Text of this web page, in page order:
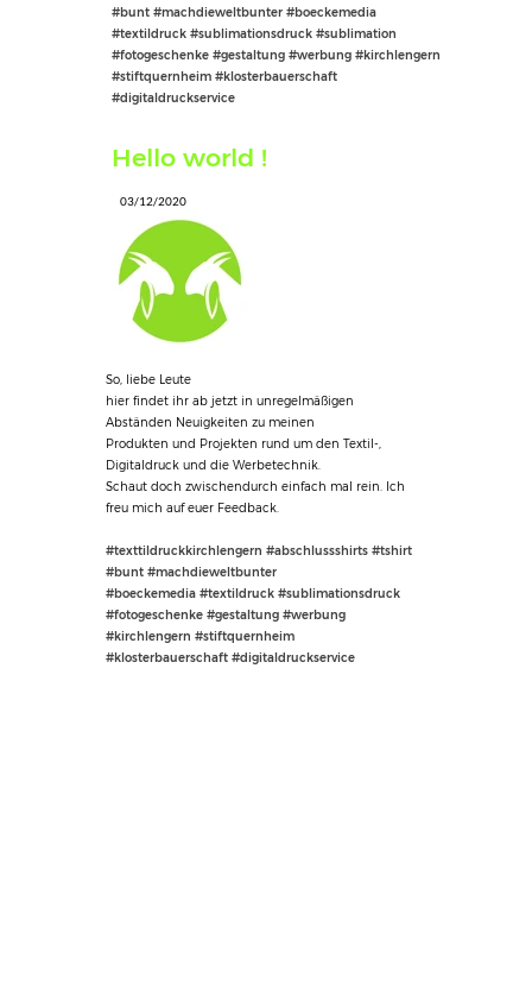
#bunt #machdieweltbunter #boeckemedia
#textildruck #sublimationsdruck #sublimation
#fotogeschenke #gestaltung #werbung #kirchlengern
#stiftquernheim #klosterbauerschaft
#digitaldruckservice
Hello world !
03/12/2020
So, liebe Leute
hier findet ihr ab jetzt in unregelmäßigen
Abständen Neuigkeiten zu meinen
Produkten und Projekten rund um den Textil-,
Digitaldruck und die Werbetechnik.
Schaut doch zwischendurch einfach mal rein. Ich
freu mich auf euer Feedback.
#texttildruckkirchlengern #abschlussshirts #tshirt
#bunt #machdieweltbunter
#boeckemedia #textildruck #sublimationsdruck
#fotogeschenke #gestaltung #werbung
#kirchlengern #stiftquernheim
#klosterbauerschaft #digitaldruckservice